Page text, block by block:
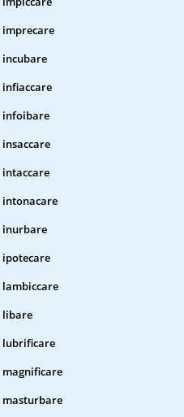
imprecare
incubare
infiaccare
infoibare
insaccare
intaccare
intonacare
inurbare
ipotecare
lambiccare
libare
lubrificare
magnificare
masturbare